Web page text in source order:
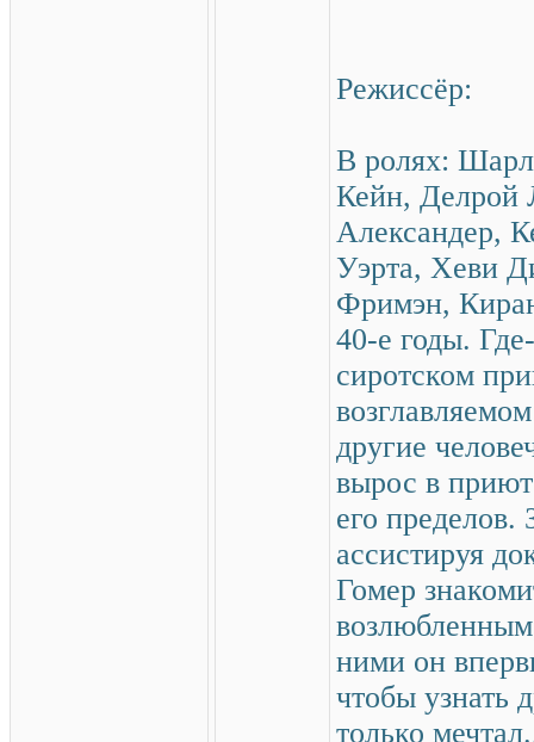
Режиссёр:
В ролях:
Кейн, Делрой
Александер,
Уэрта, Хеви
Фримэн,
40-е годы.
сиротском
другие
вырос в
его пределов.
ассистируя
Гомер
ними он
чтобы узнать
только